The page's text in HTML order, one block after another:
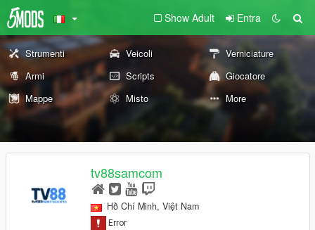
Show Adult Entra
Strumenti Veicoli
Verniciature
Armi
Scripts
Giocatore
Mappe
Misto More
tv88samcom
Hồ Chí Minh, Việt Nam